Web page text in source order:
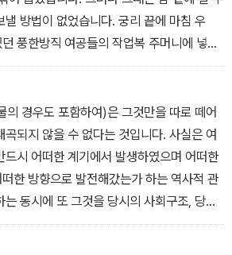
낼 방법이 없었습니다. 궁리 끝에 마침 우
풍한방직 여공들의 작업복 주머니에 넣어
낸일이 있습니다. 지금 생각하면 매우 미안
로 예쁘게(?)쌌다고 하지만 ‘죄수의 이
각하면 민망스러운마음 금할 길이 없습니
때문에 참 많은 이빨을 뽑았습니다. 더러
넣기도 하고, 더러는 교도소의 땅에 묻기
으로 나가기도 했습니다.
이 아니라 우리가 살아간다는 것이 곧 우리
저기 이 사람, 저 사람에게 나누어 묻는 과
의 경우도 포함하여)은 그것만을 따로 떼어
되지 않을 수 없다는 것입니다. 사실은 여
드시 어떠한 계기에서 발생하였으며 어떠한
한 방향으로 발전해갔는가 하는 역사적 관
동시에 또 그것을 당시의 사회구조, 당시
당시의 사회구조가 갖는 필연적 한계를 늘
한다는 사실입니다.